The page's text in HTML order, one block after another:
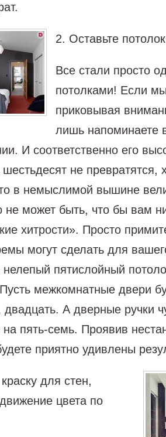
2. Оставьте
Все стали просто
потолками! Если
приковывая
лишь напоминаете
И соответственно его
не превратятся,
в немыслимой вышине
не может быть, что бы вам
хитрости». Просто
могут сделать для
пятислойный
межкомнатные двери
А дверные ручки
на пять-семь. Проявив
приятно удивлены
для стен,
цвета по